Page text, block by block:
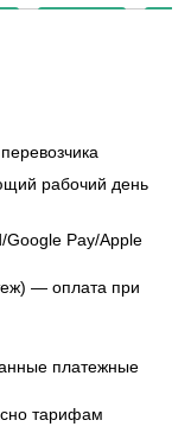
рабочий день
Google Pay/Apple
— оплата при
платежные
тарифам